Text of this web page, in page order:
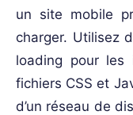
un site mobile
charger. Utilisez
loading pour les
fichiers CSS et
d’un réseau de